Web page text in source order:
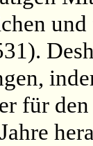
für